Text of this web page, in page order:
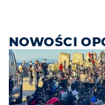
NOWOŚCI